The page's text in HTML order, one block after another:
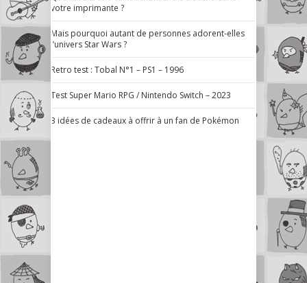
votre imprimante ?
Mais pourquoi autant de personnes adorent-elles
l’univers Star Wars ?
Retro test : Tobal N°1 – PS1 – 1996
Test Super Mario RPG / Nintendo Switch – 2023
3 idées de cadeaux à offrir à un fan de Pokémon